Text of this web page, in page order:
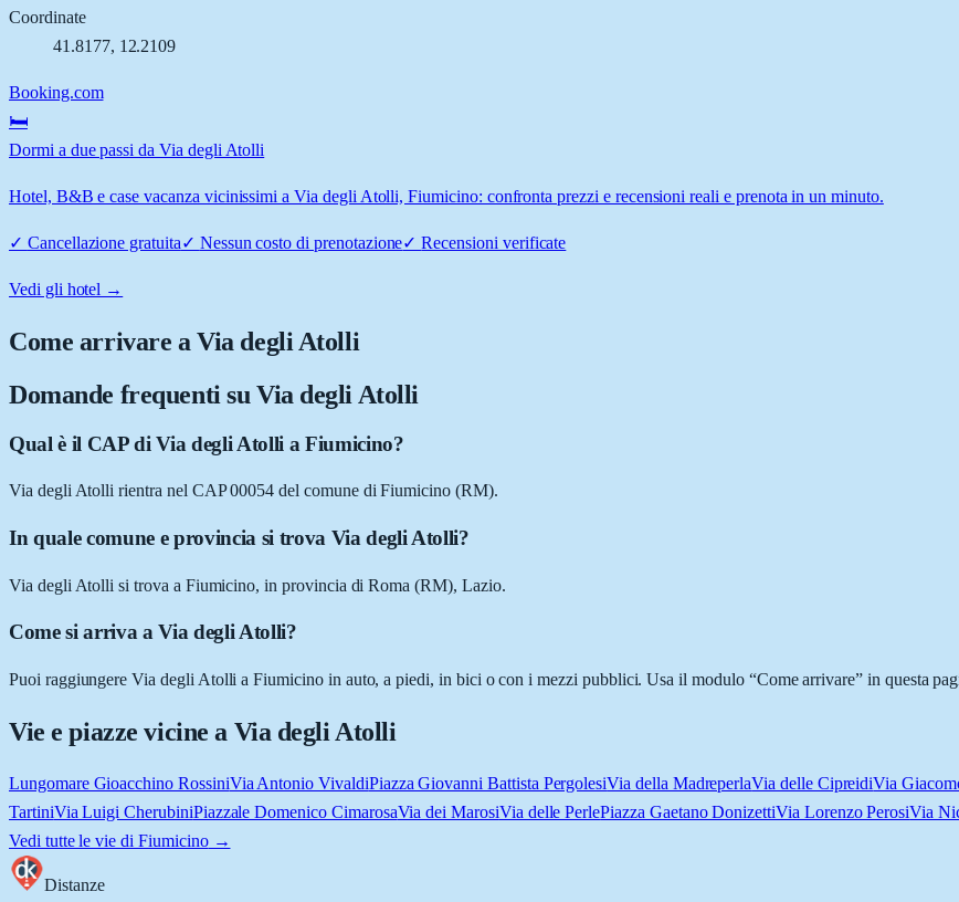
Coordinate
41.8177, 12.2109
Booking.com
🛏️
Dormi a due passi da Via degli Atolli
Hotel, B&B e case vacanza vicinissimi a Via degli Atolli, Fiumicino: confronta prezzi e recensioni reali e prenota in un minuto.
✓ Cancellazione gratuita✓ Nessun costo di prenotazione✓Recensioni verificate
Vedi gli hotel →
Come arrivare aVia degli Atolli
Domande frequenti su Via degli Atolli
Qual è il CAP di Via degli Atolli a Fiumicino?
Via degli Atolli rientra nel CAP 00054 del comune di Fiumicino (RM).
In quale comune e provincia si trova Via degli Atolli?
Via degli Atolli si trova a Fiumicino, in provincia di Roma (RM), Lazio.
Come si arriva a Via degli Atolli?
Puoi raggiungere Via degli Atolli a Fiumicino in auto, a piedi, in bici o con i mezzi pubblici. Usa il modulo “Come arrivare” in questa
Vie e piazze vicine a Via degli Atolli
Lungomare Gioacchino RossiniVia Antonio VivaldiPiazza Giovanni Battista PergolesiVia della MadreperlaVia delle CipreidiVia
TartiniVia Luigi CherubiniPiazzale Domenico CimarosaVia dei MarosiVia delle PerlePiazza Gaetano DonizettiVia Lorenzo PerosiVia
Vedi tutte le vie di Fiumicino→
Distanze